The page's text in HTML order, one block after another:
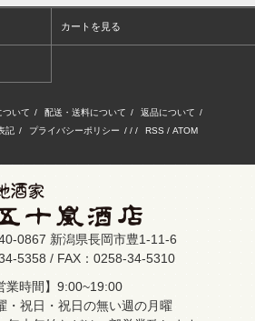
カートを見る
ついて / 配送・送料について / 返品について /
記 / プライバシーポリシー / / / RSS / ATOM
0867 新潟県長岡市豊1-11-6
5358 / FAX：0258-34-5310
業時間】9:00~19:00
・祝日・祝日の無い週の月曜